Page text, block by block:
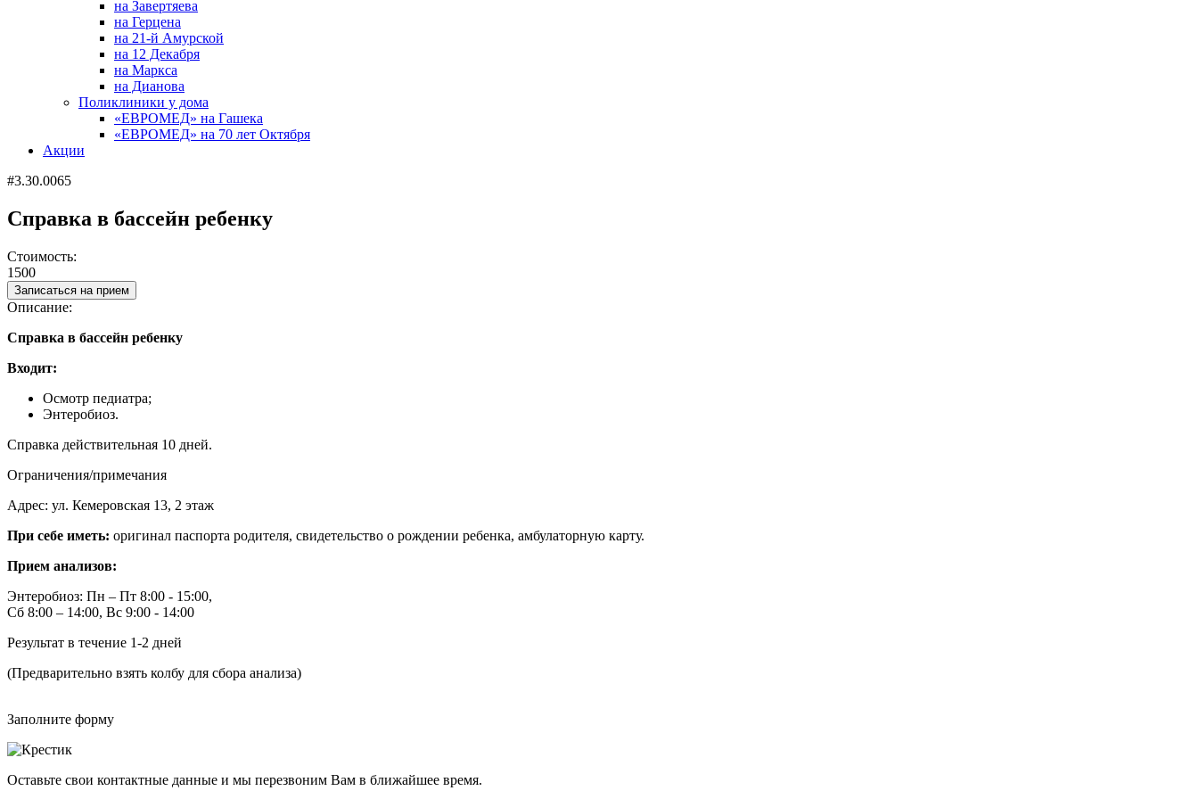
на Завертяева
на Герцена
на 21-й Амурской
на 12 Декабря
на Маркса
на Дианова
Поликлиники у дома
«ЕВРОМЕД» на Гашека
«ЕВРОМЕД» на 70 лет Октября
Акции
#3.30.0065
Справка в бассейн ребенку
Стоимость:
1500
Записаться на прием
Описание:
Справка в бассейн ребенку
Входит:
Осмотр педиатра;
Энтеробиоз.
Справка действительная 10 дней.
Ограничения/примечания
Адрес: ул. Кемеровская 13, 2 этаж
При себе иметь: оригинал паспорта родителя, свидетельство о рождении ребенка, амбулаторную карту.
Прием анализов:
Энтеробиоз: Пн – Пт 8:00 - 15:00,
Сб 8:00 – 14:00, Вс 9:00 - 14:00
Результат в течение 1-2 дней
(Предварительно взять колбу для сбора анализа)
Заполните форму
Оставьте свои контактные данные и мы перезвоним Вам в ближайшее время.